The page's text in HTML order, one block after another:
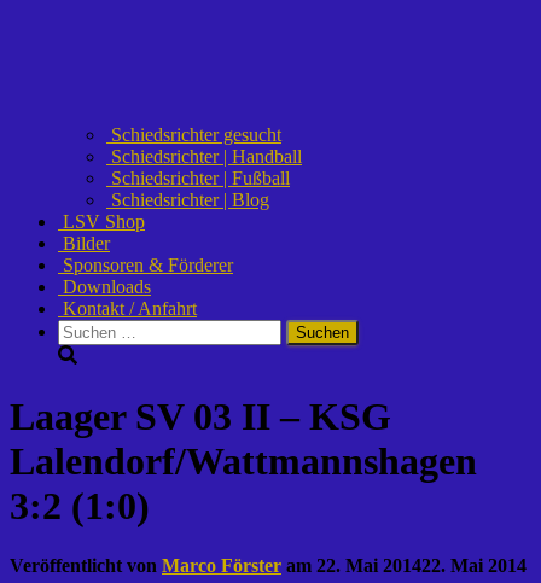
Schiedsrichter gesucht
Schiedsrichter | Handball
Schiedsrichter | Fußball
Schiedsrichter | Blog
LSV Shop
Bilder
Sponsoren & Förderer
Downloads
Kontakt / Anfahrt
Suchen
nach:
Laager SV 03 II – KSG
Lalendorf/Wattmannshagen
3:2 (1:0)
Veröffentlicht von Marco Förster am 22. Mai 201422. Mai 2014